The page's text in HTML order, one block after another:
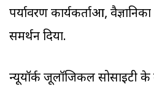
पर्यावरण कार्यकर्ताओं,
समर्थन दिया.
न्यूयॉर्क जूलॉजिकल सोसाइटी के